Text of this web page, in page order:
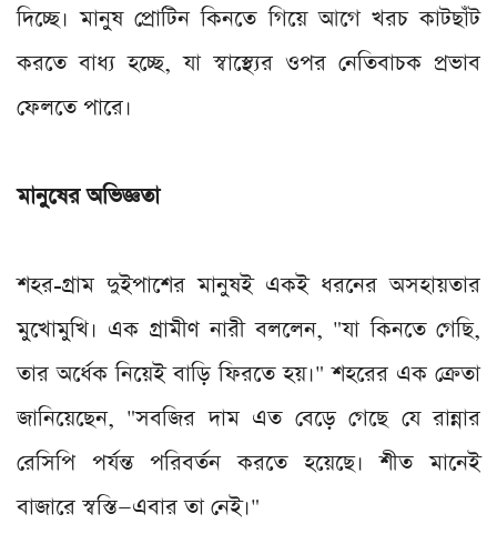
দিচ্ছে। মানুষ প্রোটিন কিনতে গিয়ে আগে খরচ কাটছাঁট
করতে বাধ্য হচ্ছে, যা স্বাস্থ্যের ওপর নেতিবাচক প্রভাব
ফেলতে পারে।
মানুষের অভিজ্ঞতা
শহর-গ্রাম দুইপাশের মানুষই একই ধরনের অসহায়তার
মুখোমুখি। এক গ্রামীণ নারী বললেন, "যা কিনতে গেছি,
তার অর্ধেক নিয়েই বাড়ি ফিরতে হয়।" শহরের এক ক্রেতা
জানিয়েছেন, "সবজির দাম এত বেড়ে গেছে যে রান্নার
রেসিপি পর্যন্ত পরিবর্তন করতে হয়েছে। শীত মানেই
বাজারে স্বস্তি—এবার তা নেই।"